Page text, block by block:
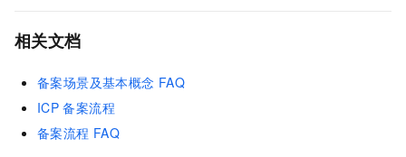
相关文档
备案场景及基本概念 FAQ
ICP 备案流程
备案流程 FAQ